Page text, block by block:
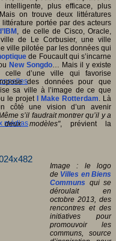
médias
plus efficace, plus
on trouve deux littératures
portée par des acteurs
, de celle de Cisco, Oracle,
de Le Corbusier, une ville
ville pilotée par les données qui
de Foucault qui s’incarne
New Songdo… Mais il y existe
d’une ville qui favorise
des données pour que
sa ville à l’image de ce que
le projetI Make Rotterdam. Là
côté une vision d’un avenir
s’il faudrait montrer qu’il y a
modèles", prévient la
Image : le logo
de Villes en Biens
Communs qui se
déroulait en
octobre 2013, des
rencontres et des
initiatives pour
promouvoir les
communs, source